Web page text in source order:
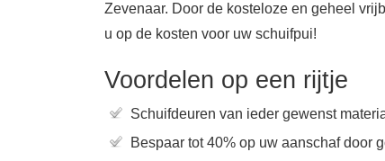
Zevenaar. Door de kosteloze en geheel
u op de kosten voor uw schuifpui!
Voordelen op een rijtje
Schuifdeuren van ieder gewenst
Bespaar tot 40% op uw aanschaf door